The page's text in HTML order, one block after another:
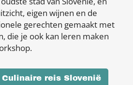
eigen wijnen en de
gerechten gemaakt met
die je ook kan leren maken
reis Slovenië